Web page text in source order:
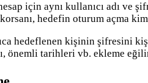
için aynı kullanıcı adı
hedefin oturum açma
hedeflenen kişinin şifresini
önemli tarihleri vb. ekleme